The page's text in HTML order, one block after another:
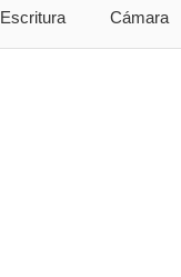
Escritura Cámara